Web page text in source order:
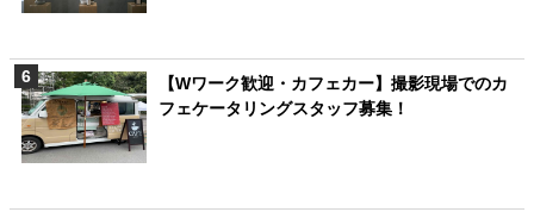
【Wワーク歓迎・カフェカー】撮影現場でのカ
フェケータリングスタッフ募集！